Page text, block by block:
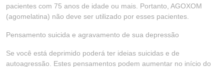
pacientes com 75 anos de idade ou mais. Portanto, AGOXOM
(agomelatina) não deve ser utilizado por esses pacientes.
Pensamento suicida e agravamento de sua depressão
Se você está deprimido poderá ter ideias suicidas e de
autoagressão. Estes pensamentos podem aumentar no início do